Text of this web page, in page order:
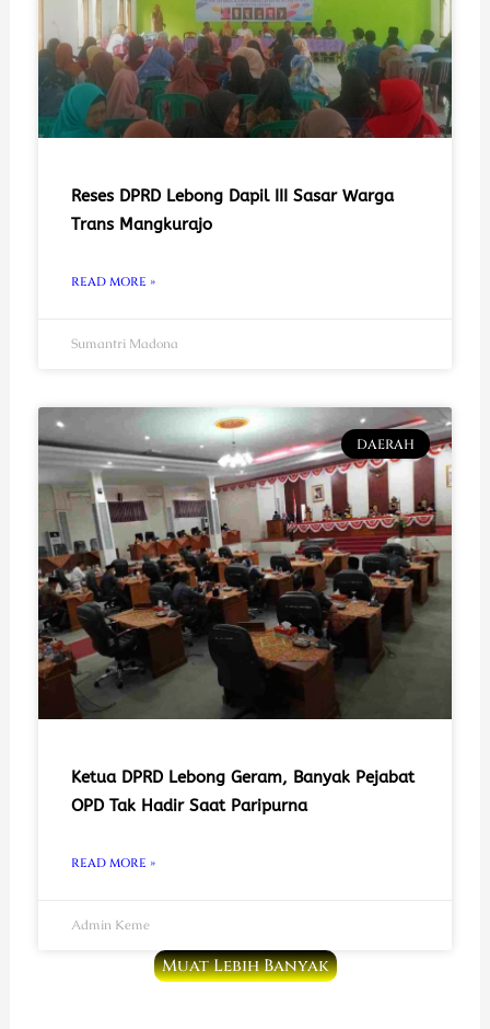
Reses DPRD Lebong Dapil III Sasar Warga
Trans Mangkurajo
READ MORE »
Sumantri Madona
DAERAH
Ketua DPRD Lebong Geram, Banyak Pejabat
OPD Tak Hadir Saat Paripurna
READ MORE »
Admin Keme
Muat Lebih Banyak